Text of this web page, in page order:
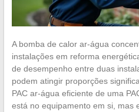
A bomba de calor ar-água
instalações em reforma
de desempenho entre duas
podem atingir proporções
PAC ar-água eficiente de uma
está no equipamento em si, mas